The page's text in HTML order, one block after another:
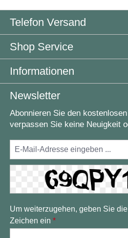
Telefon Versand
Shop Service
Informationen
Newsletter
Abonnieren Sie den
verpassen Sie keine Neuigkeit
Um weiterzugehen, geben Sie
Zeichen ein *